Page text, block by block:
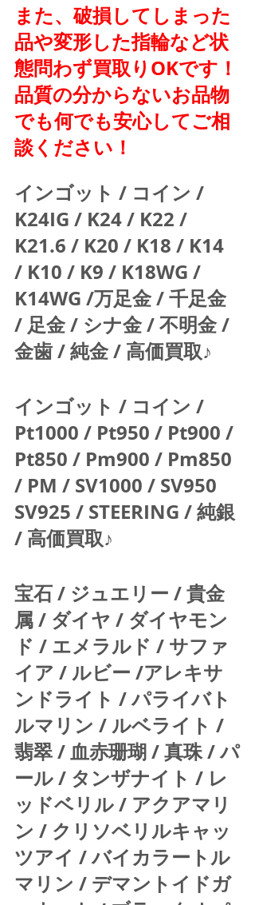
また、破損してしまった
品や変形した指輪など状
態問わず買取りOKです！
品質の分からないお品物
でも何でも安心してご相
談ください！
インゴット / コイン /
K24IG / K24 / K22 /
K21.6 / K20 / K18 / K14
/ K10 / K9 / K18WG /
K14WG /万足金 / 千足金
/ 足金 / シナ金 / 不明金 /
金歯 / 純金 / 高価買取♪
インゴット / コイン /
Pt1000 / Pt950 / Pt900 /
Pt850 / Pm900 / Pm850
/ PM / SV1000 / SV950
SV925 / STEERING / 純銀
/ 高価買取♪
宝石 / ジュエリー / 貴金
属 / ダイヤ / ダイヤモン
ド / エメラルド / サファ
イア / ルビー /アレキサ
ンドライト / パライバト
ルマリン / ルベライト /
翡翠 / 血赤珊瑚 / 真珠 / パ
ール / タンザナイト / レ
ッドベリル / アクアマリ
ン / クリソベリルキャッ
ツアイ / バイカラートル
マリン / デマントイドガ